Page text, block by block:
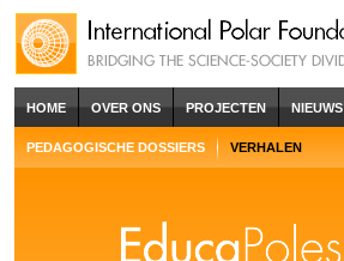
HOME OVER ONS PROJECTEN NIEUWS
PEDAGOGISCHE DOSSIERS VERHALEN